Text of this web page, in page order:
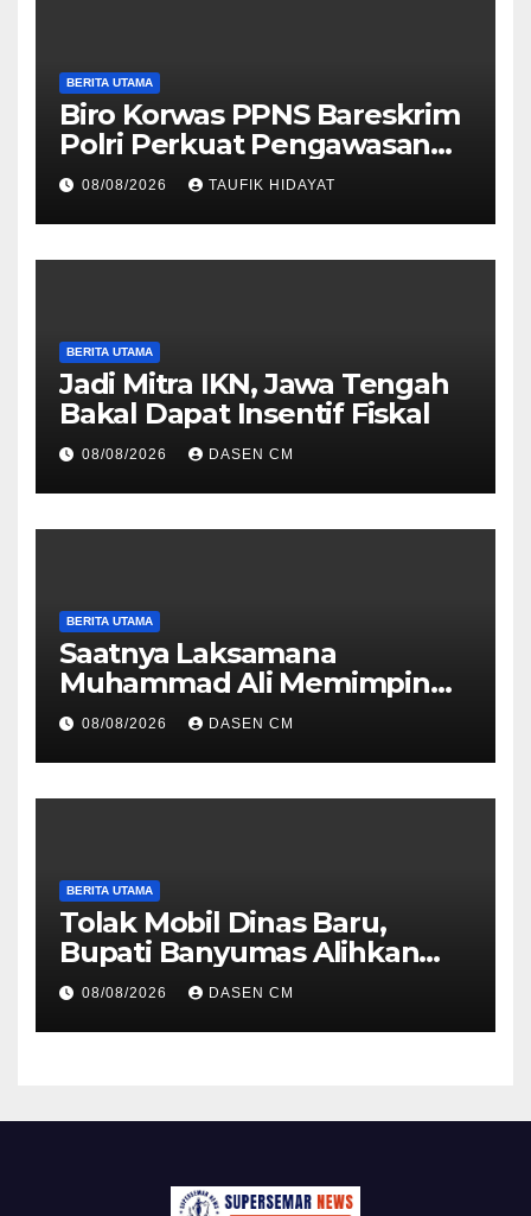
BERITA UTAMA
Biro Korwas PPNS Bareskrim
Polri Perkuat Pengawasan
untuk Dorong Penegakan
Hukum yang Profesional
08/08/2026 TAUFIK HIDAYAT
BERITA UTAMA
Jadi Mitra IKN, Jawa Tengah
Bakal Dapat Insentif Fiskal
08/08/2026 DASEN CM
BERITA UTAMA
Saatnya Laksamana
Muhammad Ali Memimpin
TNI: Menjaga Keseimbangan
Politik dan Soliditas
Antarmatra
08/08/2026 DASEN CM
BERITA UTAMA
Tolak Mobil Dinas Baru,
Bupati Banyumas Alihkan
Anggaran Rp 1,7 Miliar untuk
90 Motor Listrik
08/08/2026 DASEN CM